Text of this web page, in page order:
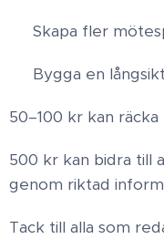
✔ Skapa fler
✔ Bygga en
50–100 kr kan
500 kr kan bidra till
genom riktad
Tack till alla som